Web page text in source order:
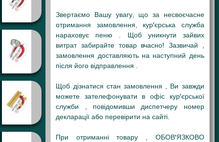
Звертаємо Вашу увагу, що за несвоєчасне
отримання замовлення, кур'єрська служба
нараховує пеню . Щоб уникнути зайвих
витрат забирайте товар вчасно! Зазвичай ,
замовлення доставляють на наступний день
після його відправлення .
Щоб дізнатися стан замовлення , Ви завжди
можете зателефонувати в офіс кур'єрської
служби , повідомивши диспетчеру номер
декларації або перевірити на сайті.
При отриманні товару , ОБОВ'ЯЗКОВО